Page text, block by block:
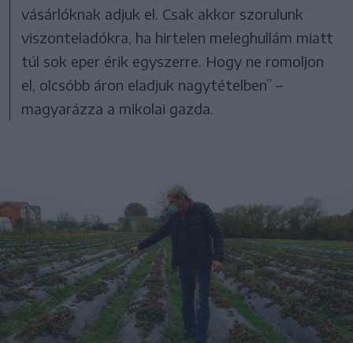
vásárlóknak adjuk el. Csak akkor szorulunk
viszonteladókra, ha hirtelen meleghullám miatt
túl sok eper érik egyszerre. Hogy ne romoljon
el, olcsóbb áron eladjuk nagytételben” –
magyarázza a mikolai gazda.